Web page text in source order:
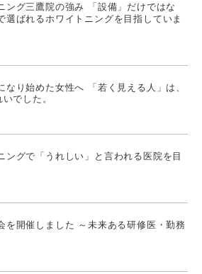
ング三鷹院の強み 「設備」だけではな
選ばれるホワイトニングを目指していま
なり始めた女性へ 「若く見える人」は、
でした。
ングで「うれしい」と言われる医院を目
を開催しました ～未来ある研修医・勤務